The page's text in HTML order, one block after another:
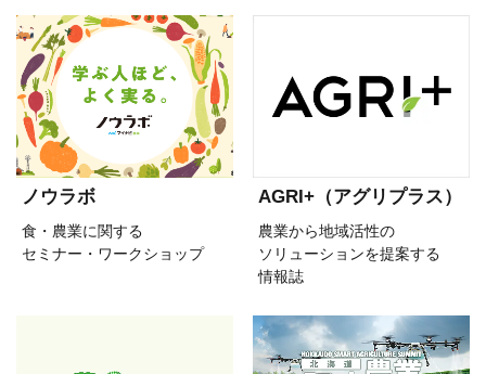
ノウラボ
食・農業に関する
セミナー・ワークショップ
AGRI+（アグリプラス）
農業から地域活性の
ソリューションを提案する
情報誌